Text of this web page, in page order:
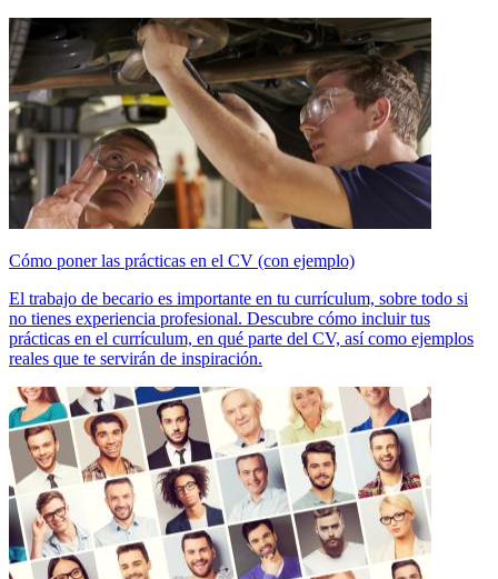
Cómo poner las prácticas en el CV (con ejemplo)
El trabajo de becario es importante en tu currículum, sobre todo si
no tienes experiencia profesional. Descubre cómo incluir tus
prácticas en el currículum, en qué parte del CV, así como ejemplos
reales que te servirán de inspiración.